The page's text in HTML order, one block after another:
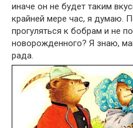
иначе он не будет таким
крайней мере час, я думаю.
прогуляться к бобрам и не
новорожденного? Я знаю,
рада.